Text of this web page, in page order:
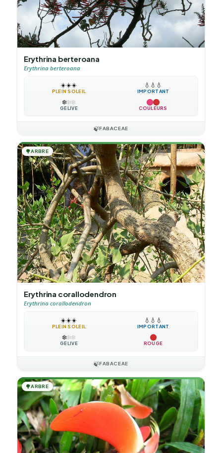
Erythrina berteroana
Erythrina berteroana
☀️☀️☀️
PLEIN SOLEIL
💧 💧 💧
IMPORTANT
❄️❄️❄️
GÉLIVE COULEURS
🍃FABACEAE
🌳ARBRE
Erythrina corallodendron
Erythrina corallodendron
☀️☀️☀️
PLEIN SOLEIL
💧 💧 💧
IMPORTANT
❄️❄️❄️
GÉLIVE ROUGE
🍃FABACEAE
🌳ARBRE